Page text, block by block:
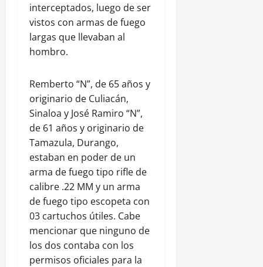
interceptados, luego de ser
vistos con armas de fuego
largas que llevaban al
hombro.
Remberto “N”, de 65 años y
originario de Culiacán,
Sinaloa y José Ramiro “N”,
de 61 años y originario de
Tamazula, Durango,
estaban en poder de un
arma de fuego tipo rifle de
calibre .22 MM y un arma
de fuego tipo escopeta con
03 cartuchos útiles. Cabe
mencionar que ninguno de
los dos contaba con los
permisos oficiales para la